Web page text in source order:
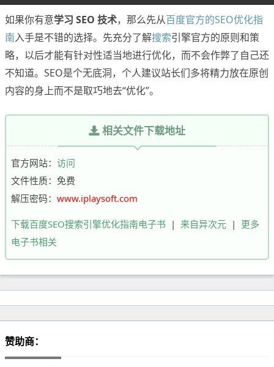
如果你有意学习 SEO 技术，那么先从百度官方的SEO优化指
南入手是不错的选择。先充分了解搜索引擎官方的原则和策
略，以后才能有针对性适当地进行优化，而不会作弊了自己还
不知道。SEO是个无底洞，个人建议站长们多将精力放在原创
内容的身上而不是取巧地去“优化”。
相关文件下载地址
官方网站： 访问
文件性质：免费
解压密码： www.iplaysoft.com
下载百度SEO搜索引擎优化指南电子书 | 来自异次元 | 更多
电子书相关
赞助商：